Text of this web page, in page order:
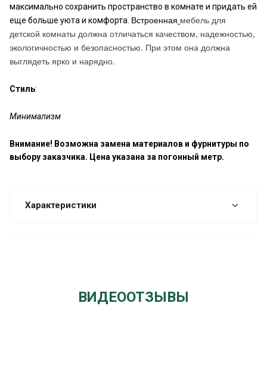
максимально сохранить пространство в комнате и придать ей
еще больше уюта и комфорта. Встроенная мебель для
детской комнаты должна отличаться качеством, надежностью,
экологичностью и безопасностью. При этом она должна
выглядеть ярко и нарядно.
Стиль:
Минимализм
Внимание! Возможна замена материалов и фурнитуры по
выбору заказчика. Цена указана за погонный метр.
Характеристики
ВИДЕООТЗЫВЫ